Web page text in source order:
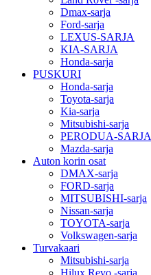
Dmax-sarja
Ford-sarja
LEXUS-SARJA
KIA-SARJA
Honda-sarja
PUSKURI
Honda-sarja
Toyota-sarja
Kia-sarja
Mitsubishi-sarja
PERODUA-SARJA
Mazda-sarja
Auton korin osat
DMAX-sarja
FORD-sarja
MITSUBISHI-sarja
Nissan-sarja
TOYOTA-sarja
Volkswagen-sarja
Turvakaari
Mitsubishi-sarja
Hilux Revo -sarja